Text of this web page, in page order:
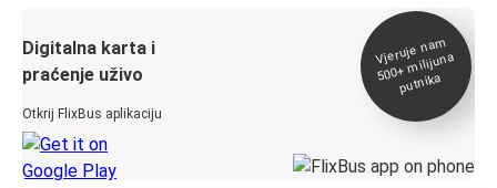
Digitalna karta i
praćenje uživo
Otkrij FlixBus aplikaciju
Vjeruje na
m
500+
milijuna
putnika